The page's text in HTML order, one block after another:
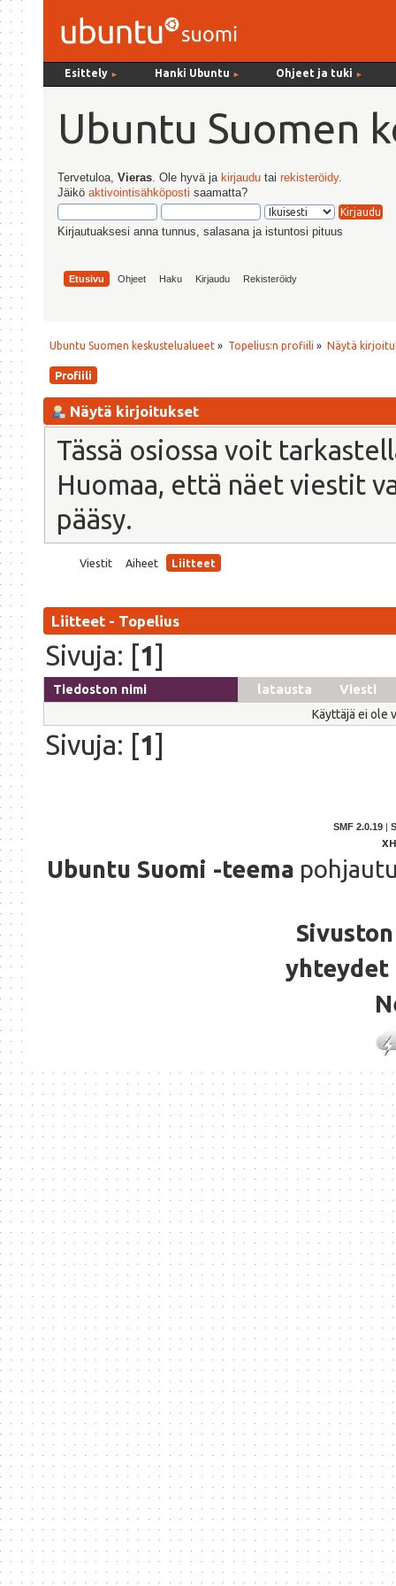
Esittely ► Hanki Ubuntu ► Ohjeet ja tuki ►
Ubuntu Suomen
Tervetuloa,Vieras . Ole hyvä ja kirjaudu tairekisteröidy.
Jäiköaktivointisähköposti saamatta?
Kirjautuaksesi anna tunnus, salasana ja istuntosi pituus
Etusivu Ohjeet Haku Kirjaudu Rekisteröidy
Ubuntu Suomen keskustelualueet » Topelius:n profiili » Näytä
Profiili
Näytä kirjoitukset
Tässä osiossa voit
Huomaa, että näet viestit
pääsy.
Viestit Aiheet Liitteet
Liitteet - Topelius
Sivuja: [1]
Tiedoston nimi latausta Viesti
Käyttäjä ei ole
Sivuja: [1]
SMF 2.0.19 |
Ubuntu Suomi -teema
yhteydet